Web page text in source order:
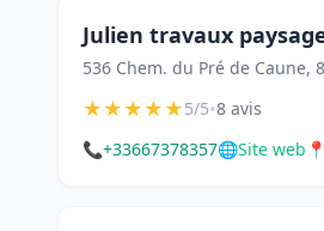
Julien travaux
536 Chem. du Pré de Caune,
★★★★★5/5•8 avis
📞+33667378357🌐Site web 📍